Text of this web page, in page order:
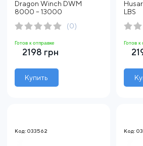
Dragon Winch DWМ
8000 – 13000
(0)
Готов к отправке
2198 грн
Купить
LBS
Готов к
Код: 033562 Код: